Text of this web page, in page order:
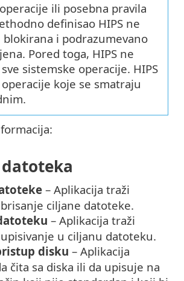
ili posebna pravila
definisao HIPS ne
i podrazumevano
Pored toga, HIPS ne
sistemske operacije. HIPS
koje se smatraju
– Aplikacija traži
ciljane datoteke.
– Aplikacija traži
u ciljanu datoteku.
disku – Aplikacija
čita sa diska ili da upisuje na